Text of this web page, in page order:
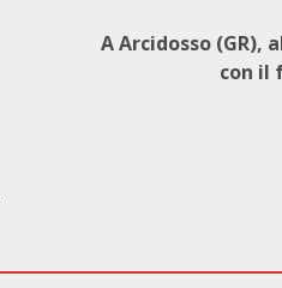
A Arcidosso
con il